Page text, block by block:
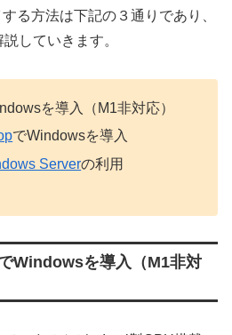
る方法は下記の３通りであり、
していきます。
を導入（M1非対応）
でWindowsを導入
Serverの利用
Windowsを導入（M1非対